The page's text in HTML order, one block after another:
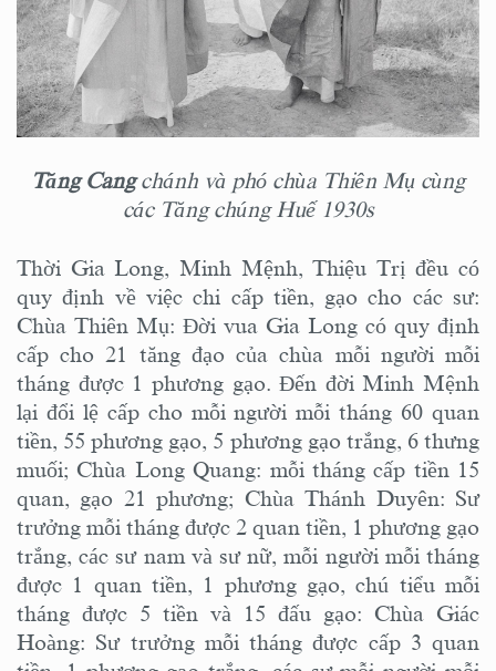
Tăng Cangchánh và phó chùa Thiên Mụ cùng
các Tăng chúng Huế 1930s
Thời Gia Long, Minh Mệnh, Thiệu Trị đều có
quy định về việc chi cấp tiền, gạo cho các sư:
Chùa Thiên Mụ: Đời vua Gia Long có quy định
cấp cho 21 tăng đạo của chùa mỗi người mỗi
tháng được 1 phương gạo. Đến đời Minh Mệnh
lại đổi lệ cấp cho mỗi người mỗi tháng 60 quan
tiền, 55 phương gạo, 5 phương gạo trắng, 6 thưng
muối; Chùa Long Quang: mỗi tháng cấp tiền 15
quan, gạo 21 phương; Chùa Thánh Duyên: Sư
trưởng mỗi tháng được 2 quan tiền, 1 phương gạo
trắng, các sư nam và sư nữ, mỗi người mỗi tháng
được 1 quan tiền, 1 phương gạo, chú tiểu mỗi
tháng được 5 tiền và 15 đấu gạo: Chùa Giác
Hoàng: Sư trưởng mỗi tháng được cấp 3 quan